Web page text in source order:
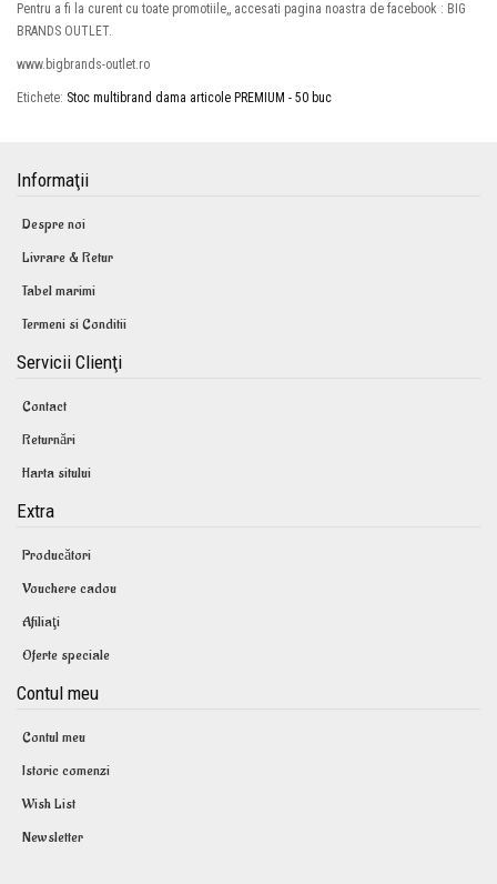
Pentru a fi la curent cu toate promotiile,, accesati pagina noastra de facebook : BIG
BRANDS OUTLET.
www.bigbrands-outlet.ro
Etichete: Stoc multibrand dama articole PREMIUM - 50 buc
Informaţii
Despre noi
Livrare & Retur
Tabel marimi
Termeni si Conditii
Servicii Clienţi
Contact
Returnări
Harta sitului
Extra
Producători
Vouchere cadou
Afiliaţi
Oferte speciale
Contul meu
Contul meu
Istoric comenzi
Wish List
Newsletter